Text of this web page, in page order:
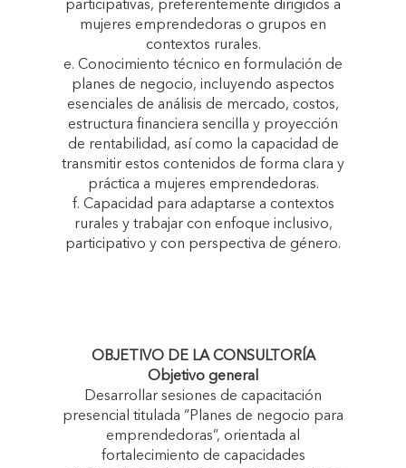
participativas, preferentemente dirigidos a
mujeres emprendedoras o grupos en
contextos rurales.
e. Conocimiento técnico en formulación de
planes de negocio, incluyendo aspectos
esenciales de análisis de mercado, costos,
estructura financiera sencilla y proyección
de rentabilidad, así como la capacidad de
transmitir estos contenidos de forma clara y
práctica a mujeres emprendedoras.
f. Capacidad para adaptarse a contextos
rurales y trabajar con enfoque inclusivo,
participativo y con perspectiva de género.
OBJETIVO DE LA CONSULTORÍA
Objetivo general
Desarrollar sesiones de capacitación
presencial titulada “Planes de negocio para
emprendedoras”, orientada al
fortalecimiento de capacidades